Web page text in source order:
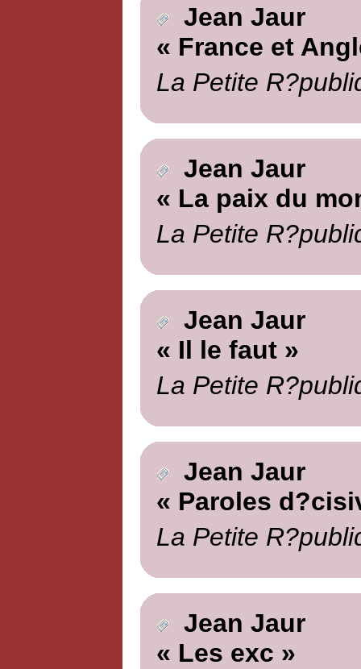
Jean Jaur
« France et
La Petite
Jean Jaur
« La paix du
La Petite
Jean Jaur
« Il le faut »
La Petite
Jean Jaur
« Paroles
La Petite
Jean Jaur
« Les exc »